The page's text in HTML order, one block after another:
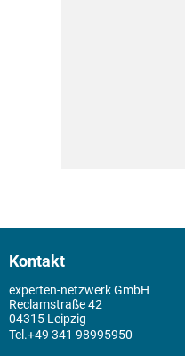
Kontakt
experten-netzwerk GmbH
Reclamstraße 42
04315 Leipzig
+49 341 98995950